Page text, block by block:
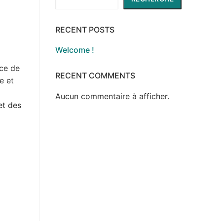
de
et
des
RECENT POSTS
Welcome !
RECENT COMMENTS
Aucun commentaire à afficher.